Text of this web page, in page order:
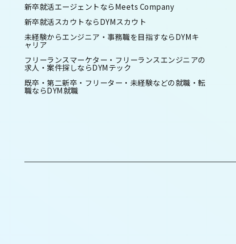
新卒就活エージェントならMeets Company
新卒就活スカウトならDYMスカウト
未経験からエンジニア・事務職を目指すならDYMキ
ャリア
フリーランスマーケター・フリーランスエンジニアの
求人・案件探しならDYMテック
既卒・第二新卒・フリーター・未経験などの就職・転
職ならDYM就職